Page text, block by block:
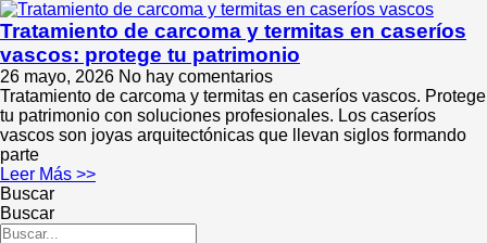
Tratamiento de carcoma y termitas en caseríos
vascos: protege tu patrimonio
26 mayo, 2026 No hay comentarios
Tratamiento de carcoma y termitas en caseríos vascos. Protege
tu patrimonio con soluciones profesionales. Los caseríos
vascos son joyas arquitectónicas que llevan siglos formando
parte
Leer Más >>
Buscar
Buscar